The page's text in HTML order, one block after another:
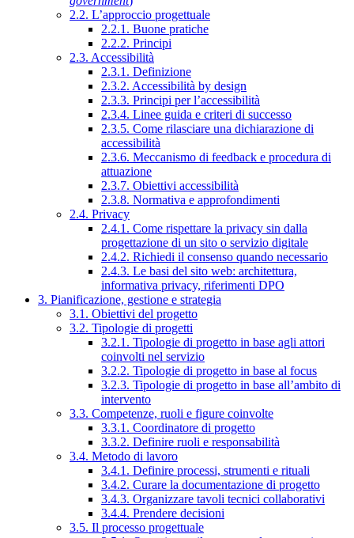
2.2. L’approccio progettuale
2.2.1. Buone pratiche
2.2.2. Principi
2.3. Accessibilità
2.3.1. Definizione
2.3.2. Accessibilità by design
2.3.3. Principi per l’accessibilità
2.3.4. Linee guida e criteri di successo
2.3.5. Come rilasciare una dichiarazione di
accessibilità
2.3.6. Meccanismo di feedback e procedura di
attuazione
2.3.7. Obiettivi accessibilità
2.3.8. Normativa e approfondimenti
2.4. Privacy
2.4.1. Come rispettare la privacy sin dalla
progettazione di un sito o servizio digitale
2.4.2. Richiedi il consenso quando necessario
2.4.3. Le basi del sito web: architettura,
informativa privacy, riferimenti DPO
3. Pianificazione, gestione e strategia
3.1. Obiettivi del progetto
3.2. Tipologie di progetti
3.2.1. Tipologie di progetto in base agli attori
coinvolti nel servizio
3.2.2. Tipologie di progetto in base al focus
3.2.3. Tipologie di progetto in base all’ambito di
intervento
3.3. Competenze, ruoli e figure coinvolte
3.3.1. Coordinatore di progetto
3.3.2. Definire ruoli e responsabilità
3.4. Metodo di lavoro
3.4.1. Definire processi, strumenti e rituali
3.4.2. Curare la documentazione di progetto
3.4.3. Organizzare tavoli tecnici collaborativi
3.4.4. Prendere decisioni
3.5. Il processo progettuale